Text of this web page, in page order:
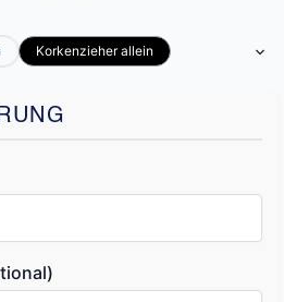
Korkenzieher allein